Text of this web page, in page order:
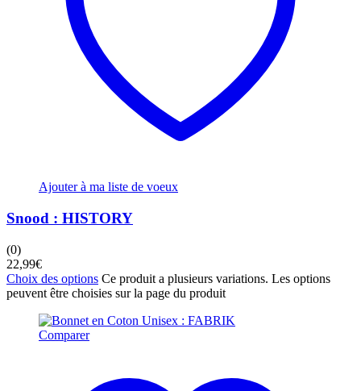
Ajouter à ma liste de voeux
Snood : HISTORY
(0)
22,99€
Choix des options Ce produit a plusieurs variations. Les options
peuvent être choisies sur la page du produit
Comparer